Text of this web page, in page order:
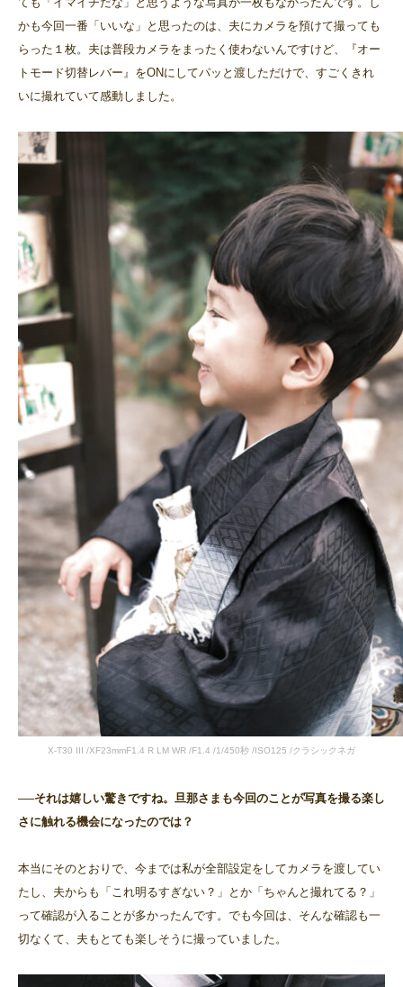
かも今回一番「いいな」と思ったのは、夫にカメラを預けて撮っても
らった１枚。夫は普段カメラをまったく使わないんですけど、『オー
トモード切替レバー』をONにしてパッと渡しただけで、すごくきれ
いに撮れていて感動しました。
X-T30 III /XF23mmF1.4 R LM WR /F1.4 /1/450秒 /ISO125 /クラシックネガ
──それは嬉しい驚きですね。旦那さまも今回のことが写真を撮る楽し
さに触れる機会になったのでは？
本当にそのとおりで、今までは私が全部設定をしてカメラを渡してい
たし、夫からも「これ明るすぎない？」とか「ちゃんと撮れてる？」
って確認が入ることが多かったんです。でも今回は、そんな確認も一
切なくて、夫もとても楽しそうに撮っていました。